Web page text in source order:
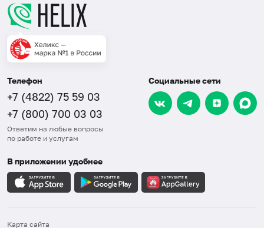
Телефон
+7 (4822) 75 59 03
+7 (800) 700 03 03
Ответим на любые вопросы
по работе и услугам
Социальные сети
В приложении удобнее
Карта сайта